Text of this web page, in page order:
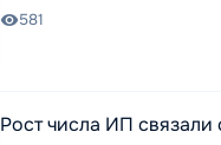
581
Рост числа ИП связали